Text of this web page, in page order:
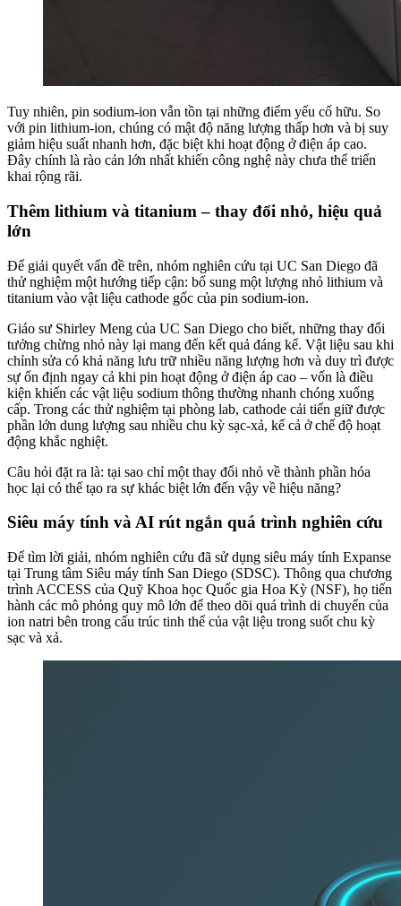
Tuy nhiên, pin sodium-ion vẫn tồn tại những điểm yếu cố hữu. So
với pin lithium-ion, chúng có mật độ năng lượng thấp hơn và bị suy
giảm hiệu suất nhanh hơn, đặc biệt khi hoạt động ở điện áp cao.
Đây chính là rào cản lớn nhất khiến công nghệ này chưa thể triển
khai rộng rãi.
Thêm lithium và titanium – thay đổi nhỏ, hiệu quả
lớn
Để giải quyết vấn đề trên, nhóm nghiên cứu tại UC San Diego đã
thử nghiệm một hướng tiếp cận: bổ sung một lượng nhỏ lithium và
titanium vào vật liệu cathode gốc của pin sodium-ion.
Giáo sư Shirley Meng của UC San Diego cho biết, những thay đổi
tưởng chừng nhỏ này lại mang đến kết quả đáng kể. Vật liệu sau khi
chỉnh sửa có khả năng lưu trữ nhiều năng lượng hơn và duy trì được
sự ổn định ngay cả khi pin hoạt động ở điện áp cao – vốn là điều
kiện khiến các vật liệu sodium thông thường nhanh chóng xuống
cấp. Trong các thử nghiệm tại phòng lab, cathode cải tiến giữ được
phần lớn dung lượng sau nhiều chu kỳ sạc-xả, kể cả ở chế độ hoạt
động khắc nghiệt.
Câu hỏi đặt ra là: tại sao chỉ một thay đổi nhỏ về thành phần hóa
học lại có thể tạo ra sự khác biệt lớn đến vậy về hiệu năng?
Siêu máy tính và AI rút ngắn quá trình nghiên cứu
Để tìm lời giải, nhóm nghiên cứu đã sử dụng siêu máy tính Expanse
tại Trung tâm Siêu máy tính San Diego (SDSC). Thông qua chương
trình ACCESS của Quỹ Khoa học Quốc gia Hoa Kỳ (NSF), họ tiến
hành các mô phỏng quy mô lớn để theo dõi quá trình di chuyển của
ion natri bên trong cấu trúc tinh thể của vật liệu trong suốt chu kỳ
sạc và xả.